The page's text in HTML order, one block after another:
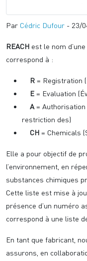
Par Cédric Dufour - 23/
REACH est le nom
correspond à :
R = Registration
E = Evaluation
A =
restriction des)
CH = Chemicals
Elle a pour objectif de
l’environnement, en
substances chimiques
Cette liste est mise à
présence d’un numéro
correspond à une liste
En tant que fabricant,
assurons, en